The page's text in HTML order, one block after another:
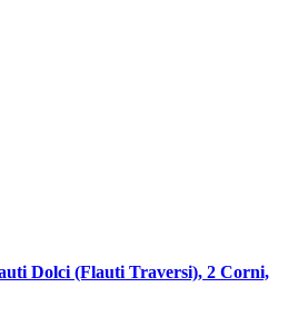
Dolci (Flauti Traversi), 2 Corni,